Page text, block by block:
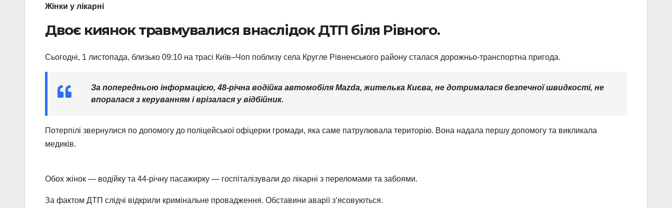
Жінки у лікарні
Двоє киянок травмувалися внаслідок ДТП біля Рівного.
Сьогодні, 1 листопада, близько 09:10 на трасі Київ–Чоп поблизу села Кругле Рівненського району сталася дорожньо-транспортна пригода.
За попередньою інформацією, 48-річна водійка автомобіля Mazda, жителька Києва, не дотрималася безпечної швидкості, не
впоралася з керуванням і врізалася у відбійник.
Потерпілі звернулися по допомогу до поліцейської офіцерки громади, яка саме патрулювала територію. Вона надала першу допомогу та викликала
медиків.
Обох жінок — водійку та 44-річну пасажирку — госпіталізували до лікарні з переломами та забоями.
За фактом ДТП слідчі відкрили кримінальне провадження. Обставини аварії з’ясовуються.